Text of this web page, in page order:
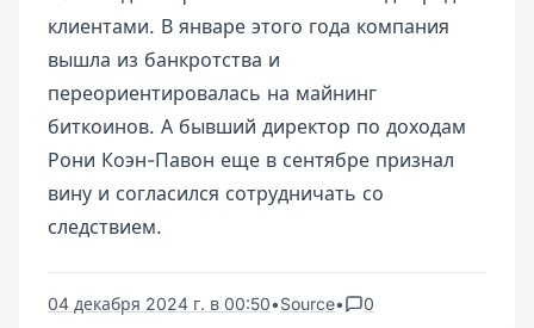
клиентами. В январе этого года компания
вышла из банкротства и
переориентировалась на майнинг
биткоинов. А бывший директор по доходам
Рони Коэн-Павон еще в сентябре признал
вину и согласился сотрудничать со
следствием.
04 декабря 2024 г. в 00:50•Source• 0